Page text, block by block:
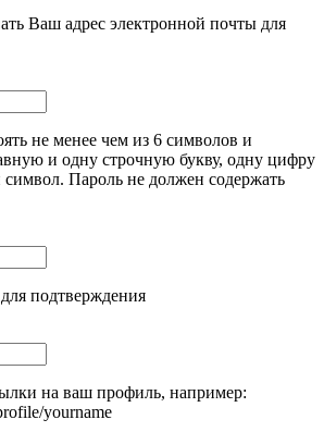
Ваш адрес электронной почты для
не менее чем из 6 символов и
и одну строчную букву, одну цифру
Пароль не должен содержать
подтверждения
на ваш профиль, например:
yourname